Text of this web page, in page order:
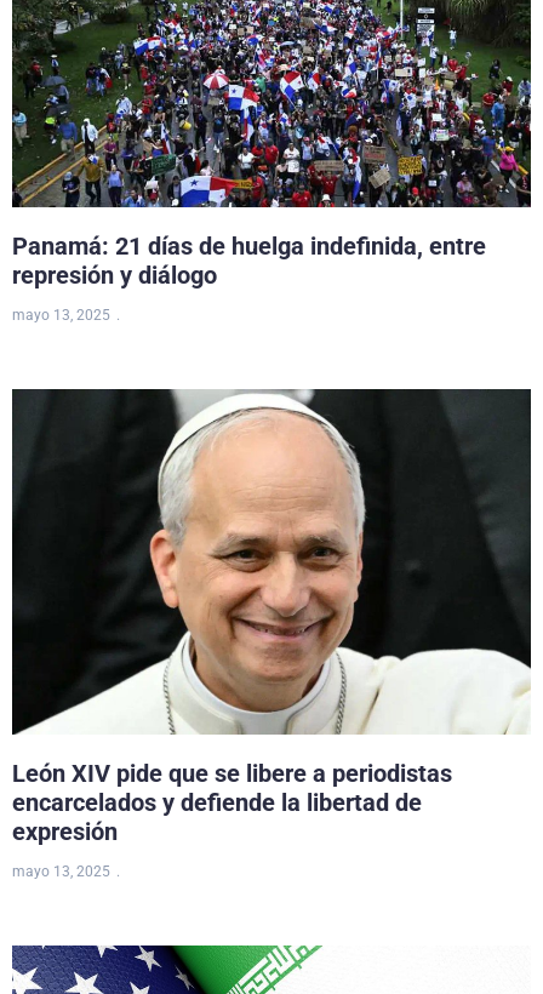
Panamá: 21 días de huelga indefinida, entre
represión y diálogo
mayo 13, 2025
León XIV pide que se libere a periodistas
encarcelados y defiende la libertad de
expresión
mayo 13, 2025